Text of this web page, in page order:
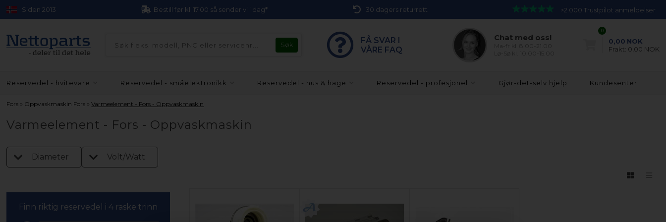
Siden 2013 Bestill før kl. 17.00 så sender vi i dag* 30 dagers returrett >2.000 Trustpilot anmeldelser
FÅ SVAR I
VÅRE FAQ
Chat med oss!
0
0,00 NOK
Frakt: 0,00 NOK
Reservedel - hvitevare Reservedel - småelektronikk Reservedel - hus & hage Reservedel - profesjonel Gjør-det-selv hjelp Kundesenter
Fors » Oppvaskmaskin Fors »Varmeelement - Fors - Oppvaskmaskin
Varmeelement - Fors - Oppvaskmaskin
Diameter Volt/Watt
Finn riktig reservedel i 4 raske trinn